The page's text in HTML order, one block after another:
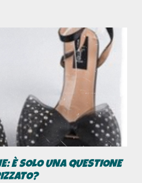
È SOLO UNA QUESTIONE